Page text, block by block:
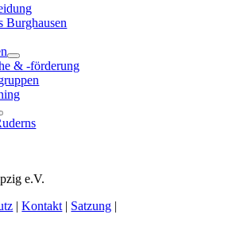
Burghausen
& -förderung
e.V.
|Kontakt | Satzung |